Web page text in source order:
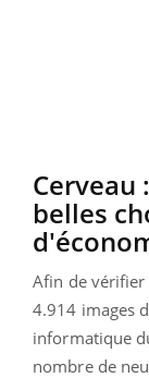
belles
Afin de vérifier
4.914 images
informatique
nombre de